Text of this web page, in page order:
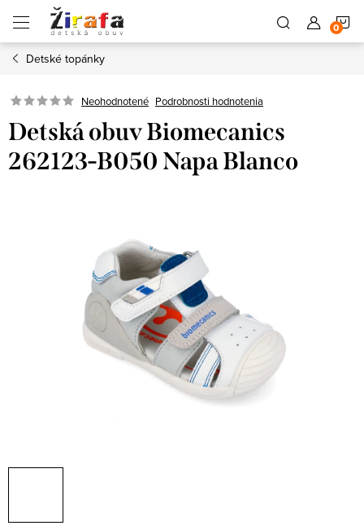
obsah
Detské topánky
Neohodnotené Podrobnosti hodnotenia
Detská obuv Biomecanics
262123-B050 Napa Blanco